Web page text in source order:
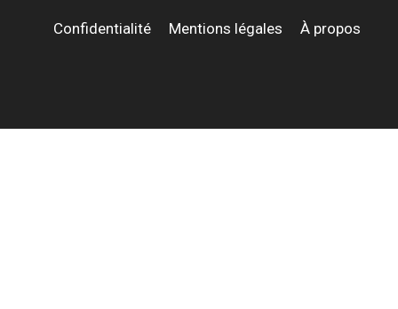
Confidentialité Mentions légales À propos